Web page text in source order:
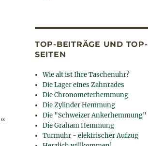
TOP-BEITRÄGE UND TOP-
SEITEN
Wie alt ist Ihre Taschenuhr?
Die Lager eines Zahnrades
Die Chronometerhemmung
Die Zylinder Hemmung
Die "Schweizer Ankerhemmung"
Die Graham Hemmung
Turmuhr - elektrischer Aufzug